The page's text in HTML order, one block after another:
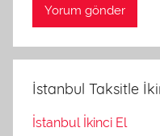
İstanbul Taksitle
İstanbul İkinci El